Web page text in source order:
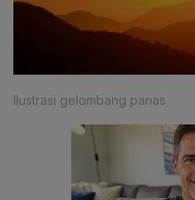
Ilustrasi gelombang panas